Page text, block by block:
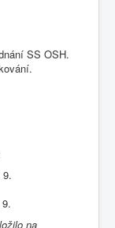
SS OSH.
na